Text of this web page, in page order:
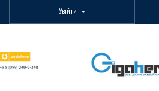
Увійти